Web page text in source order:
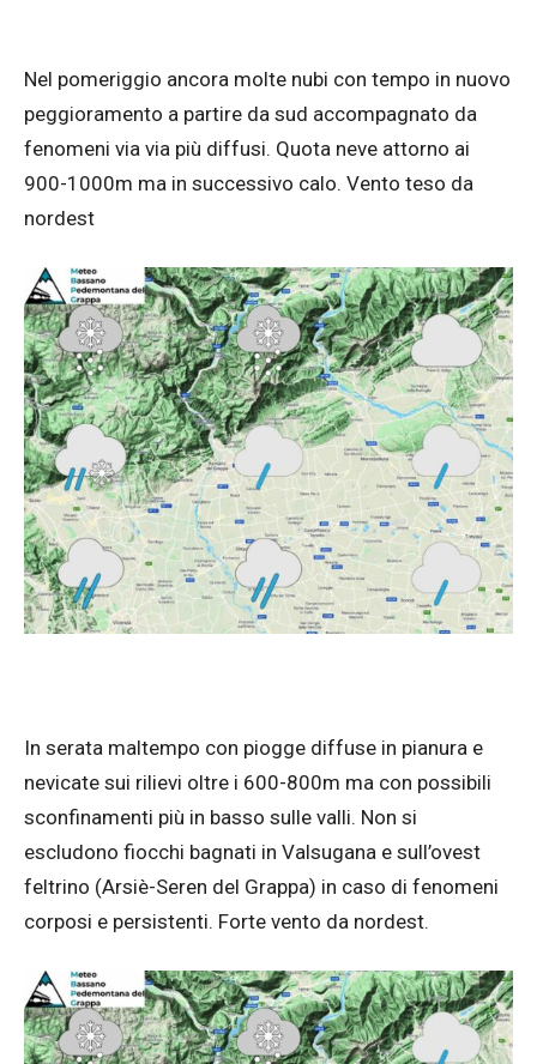
Nel pomeriggio ancora molte nubi con tempo in nuovo
peggioramento a partire da sud accompagnato da
fenomeni via via più diffusi. Quota neve attorno ai
900-1000m ma in successivo calo. Vento teso da
nordest
In serata maltempo con piogge diffuse in pianura e
nevicate sui rilievi oltre i 600-800m ma con possibili
sconfinamenti più in basso sulle valli. Non si
escludono fiocchi bagnati in Valsugana e sull’ovest
feltrino (Arsiè-Seren del Grappa) in caso di fenomeni
corposi e persistenti. Forte vento da nordest.